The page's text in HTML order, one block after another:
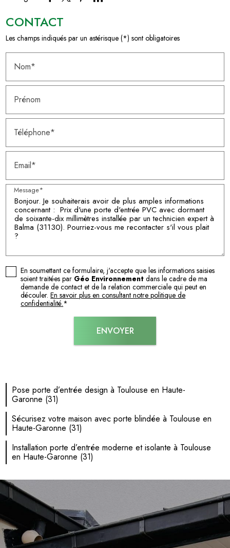
CONTACT
Les champs indiqués par un astérisque (*) sont obligatoires
Nom*
Prénom
Téléphone*
Email*
Message*
En soumettant ce formulaire, j'accepte que les informations saisies
soient traitées par Géo Environnement dans le cadre de ma
demande de contact et de la relation commerciale qui peut en
découler.En savoir plus en consultant notre politique de
confidentialité.*
Pose porte d’entrée design à Toulouse en Haute-
Garonne (31)
Sécurisez votre maison avec porte blindée à Toulouse en
Haute-Garonne (31)
Installation porte d’entrée moderne et isolante à Toulouse
en Haute-Garonne (31)